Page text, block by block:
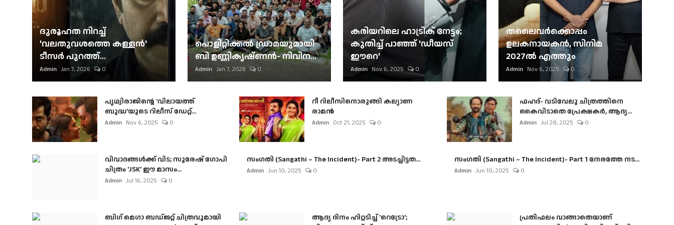
ദുരൂഹത നിറച്ച്
'വലതുവശത്തെ കള്ളന്‍'
ടീസര്‍ പുറത്ത്...
Admin Jan 7, 2026 0
പൊളിറ്റിക്കല്‍ ഡ്രാമയുമായി
ബി ഉണ്ണികൃഷ്ണന്‍- നിവിന...
Admin Jan 7, 2026 0
കരിയറിലെ ഹാട്രിക് നേട്ടം;
കുതിച്ച് പാഞ്ഞ് 'ഡീയസ്
ഈറെ'
Admin Nov 6, 2025 0
തലൈവര്‍ക്കൊപ്പം
ഉലകനായകന്‍, സിനിമ
2027ല്‍ എത്തും
Admin Nov 6, 2025 0
പൃഥ്വിരാജിന്റെ 'വിലായത്ത്
ബുദ്ധ'യുടെ റിലീസ് ഡേറ്റ്...
Admin Nov 6, 2025 0
റീ റിലീസിനൊരുങ്ങി കല്യാണ
രാമൻ
Admin Oct 21, 2025 0
ഫഹദ്- വടിവേലു ചിത്രത്തിനെ
കൈവിടാതെ പ്രേക്ഷകർ, ആദ്യ...
Admin Jul 28, 2025 0
വിവാദങ്ങൾക്ക് വിട; സുരേഷ് ഗോപി
ചിത്രം 'JSK' ഈ മാസം...
Admin Jul 16, 2025 0
സംഗതി (Sangathi – The Incident)- Part 2 അടച്ചിട്ടത...
Admin Jun 10, 2025 0
സംഗതി (Sangathi – The Incident)- Part 1 നേരത്തേ നട...
Admin Jun 10, 2025 0
ബി​ഗ് മെഗാ ബഡ്ജറ്റ് ചിത്രവുമായി
ആദ്യ ദിനം ഹിറ്റടിച്ച് 'റെട്രോ';
പ്രതിഫലം വാങ്ങാതെയാണ്